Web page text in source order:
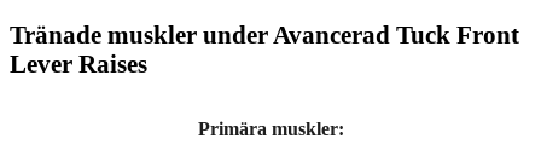
Tränade muskler under Avancerad Tuck Front
Lever Raises
Primära muskler: